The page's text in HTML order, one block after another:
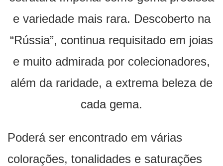
e variedade mais rara. Descoberto na
“Rússia”, continua requisitado em joias
e muito admirada por colecionadores,
além da raridade, a extrema beleza de
cada gema.
Poderá ser encontrado em várias
colorações, tonalidades e saturações